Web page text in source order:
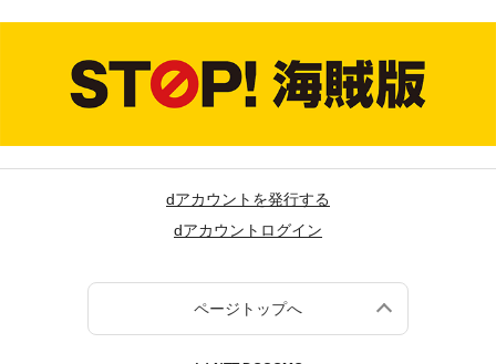
dアカウントを発行する
dアカウントログイン
ページトップへ